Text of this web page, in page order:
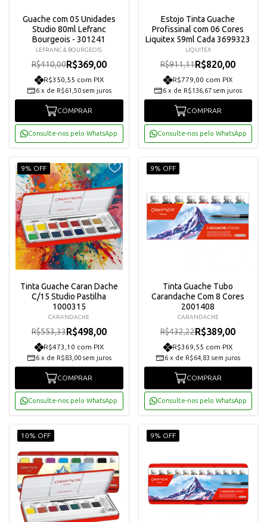
Guache com 05 Unidades
Studio 80ml Lefranc
Bourgeois - 301241
LEFRANC & BOURGEOIS
R$410,00R$369,00
R$350,55 com PIX
6 x de R$61,50 sem juros
COMPRAR
Consulte-nos pelo WhatsApp
Estojo Tinta Guache
Profissinal com 06 Cores
Liquitex 59ml Cada 3699323
LIQUITEX
R$911,11R$820,00
R$779,00 com PIX
6 x de R$136,67 sem juros
COMPRAR
Consulte-nos pelo WhatsApp
9% OFF
Tinta Guache Caran Dache
C/15 Studio Pastilha
1000315
CARANDACHE
R$553,33R$498,00
R$473,10 com PIX
6 x de R$83,00 sem juros
COMPRAR
Consulte-nos pelo WhatsApp
9% OFF
Tinta Guache Tubo
Carandache Com 8 Cores
2001408
CARANDACHE
R$432,22R$389,00
R$369,55 com PIX
6 x de R$64,83 sem juros
COMPRAR
Consulte-nos pelo WhatsApp
10% OFF 9% OFF